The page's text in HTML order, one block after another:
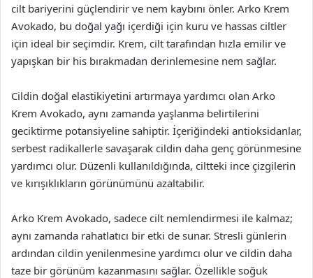
cilt bariyerini güçlendirir ve nem kaybını önler. Arko Krem
Avokado, bu doğal yağı içerdiği için kuru ve hassas ciltler
için ideal bir seçimdir. Krem, cilt tarafından hızla emilir ve
yapışkan bir his bırakmadan derinlemesine nem sağlar.
Cildin doğal elastikiyetini artırmaya yardımcı olan Arko
Krem Avokado, aynı zamanda yaşlanma belirtilerini
geciktirme potansiyeline sahiptir. İçeriğindeki antioksidanlar,
serbest radikallerle savaşarak cildin daha genç görünmesine
yardımcı olur. Düzenli kullanıldığında, ciltteki ince çizgilerin
ve kırışıklıkların görünümünü azaltabilir.
Arko Krem Avokado, sadece cilt nemlendirmesi ile kalmaz;
aynı zamanda rahatlatıcı bir etki de sunar. Stresli günlerin
ardından cildin yenilenmesine yardımcı olur ve cildin daha
taze bir görünüm kazanmasını sağlar. Özellikle soğuk